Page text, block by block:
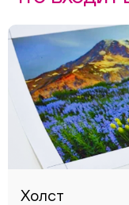
Холст